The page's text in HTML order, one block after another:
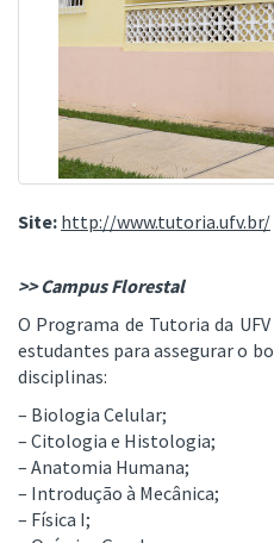
Site: http://www.tutoria.ufv.br/
>> Campus Florestal
O Programa de Tutoria da
estudantes para assegurar o
disciplinas:
– Biologia Celular;
– Citologia e Histologia;
– Anatomia Humana;
– Introdução à Mecânica;
– Física I;